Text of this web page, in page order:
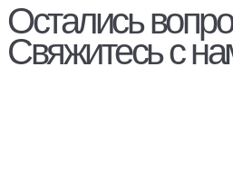
Остались
Свяжитесь с